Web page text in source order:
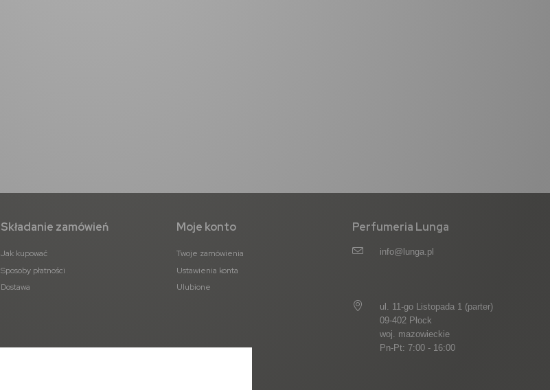
Składanie zamówień
Jak kupować
Sposoby płatności
Dostawa
Moje konto
Twoje zamówienia
Ustawienia konta
Ulubione
Perfumeria Lunga
info@lunga.pl
ul. 11-go Listopada 1 (parter)
09-402 Płock
woj. mazowieckie
Pn-Pt: 7:00 - 16:00